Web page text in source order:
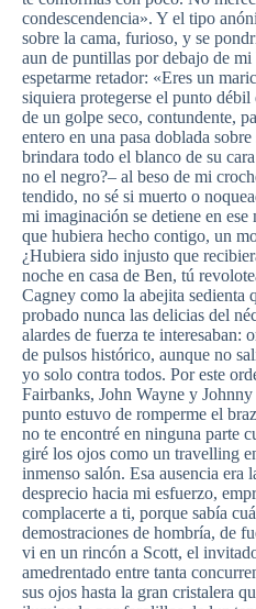
condescendencia». Y el tipo
sobre la cama, furioso, y se
aun de puntillas por debajo de mi
espetarme retador: «Eres un
siquiera protegerse el punto débil
de un golpe seco, contundente,
entero en una pasa doblada
brindara todo el blanco de su
no el negro?– al beso de mi
tendido, no sé si muerto o
mi imaginación se detiene en ese
que hubiera hecho contigo, un
¿Hubiera sido injusto que
noche en casa de Ben, tú
Cagney como la abejita sedienta
probado nunca las delicias del
alardes de fuerza te interesaban:
de pulsos histórico, aunque no
yo solo contra todos. Por este
Fairbanks, John Wayne y
punto estuvo de romperme el
no te encontré en ninguna parte
giré los ojos como un travelling
inmenso salón. Esa ausencia era
desprecio hacia mi esfuerzo,
complacerte a ti, porque sabía
demostraciones de hombría, de
vi en un rincón a Scott, el
amedrentado entre tanta
sus ojos hasta la gran cristalera